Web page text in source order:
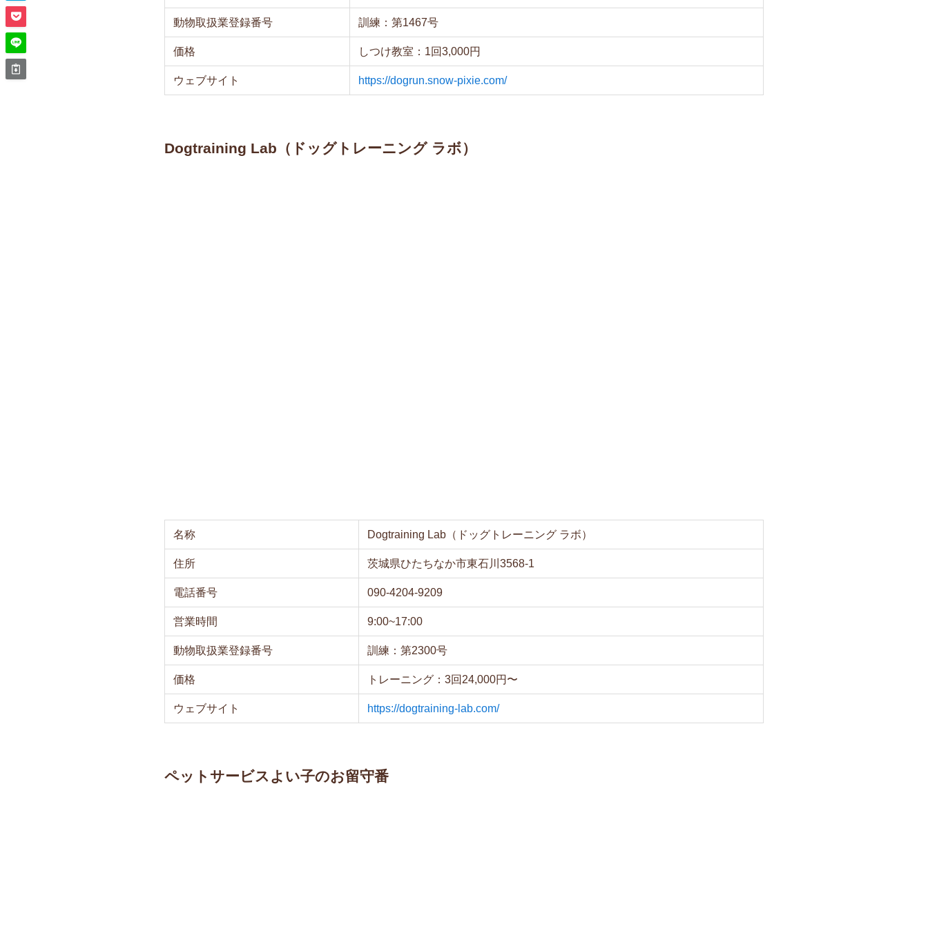
動物取扱業登録番号 訓練：第1467号
価格 しつけ教室：1回3,000円
ウェブサイト https://dogrun.snow-pixie.com/
Dogtraining Lab（ドッグトレーニング ラボ）
名称 Dogtraining Lab（ドッグトレーニング ラボ）
住所 茨城県ひたちなか市東石川3568-1
電話番号 090-4204-9209
営業時間 9:00~17:00
動物取扱業登録番号 訓練：第2300号
価格 トレーニング：3回24,000円〜
ウェブサイト https://dogtraining-lab.com/
ペットサービスよい子のお留守番